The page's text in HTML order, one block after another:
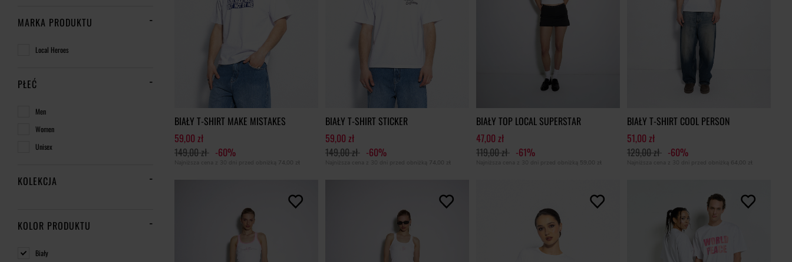
MARKA PRODUKTU
Local Heroes
PŁEĆ
Men
Women
Unisex
KOLEKCJA
KOLOR PRODUKTU
Biały
BIAŁY T-SHIRT MAKE MISTAKES
59,00 zł
149,00 zł -60%
Najniższa cena z 30 dni przed obniżką 74,00 zł
BIAŁY T-SHIRT STICKER
59,00 zł
149,00 zł -60%
Najniższa cena z 30 dni przed obniżką 74,00 zł
BIAŁY TOP LOCAL SUPERSTAR
47,00 zł
119,00 zł -61%
Najniższa cena z 30 dni przed obniżką 59,00 zł
BIAŁY T-SHIRT COOL PERSON
51,00 zł
129,00 zł -60%
Najniższa cena z 30 dni przed obniżką 64,00 zł